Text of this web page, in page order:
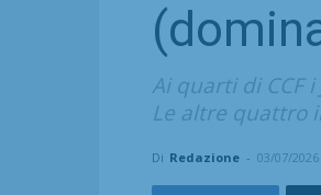
Ai quarti di CCF
Le altre quattro
Di Redazione - 03/07/2026